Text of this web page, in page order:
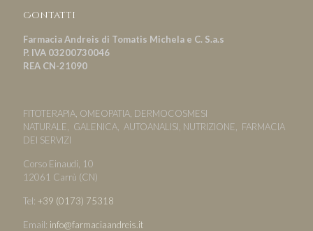
Contatti
Farmacia Andreis di Tomatis Michela e C. S.a.s
P. IVA 03200730046
REA CN-21090
FITOTERAPIA, OMEOPATIA, DERMOCOSMESI
NATURALE, GALENICA, AUTOANALISI, NUTRIZIONE, FARMACIA
DEI SERVIZI
Corso Einaudi, 10
12061 Carrù (CN)
Tel: +39 (0173) 75318
Email: info@farmaciaandreis.it